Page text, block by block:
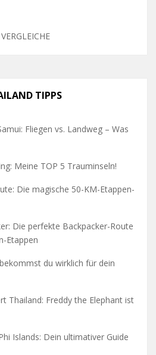
TIPPS
Fliegen vs. Landweg – Was
Meine TOP 5 Trauminseln!
Die magische 50-KM-Etappen-
Die perfekte Backpacker-Route
Etappen
du wirklich für dein
Thailand: Freddy the Elephant ist
Islands: Dein ultimativer Guide